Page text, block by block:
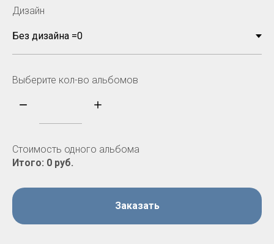
Дизайн
Выберите кол-во альбомов
Стоимость одного альбома
Итого: 0 руб.
Заказать